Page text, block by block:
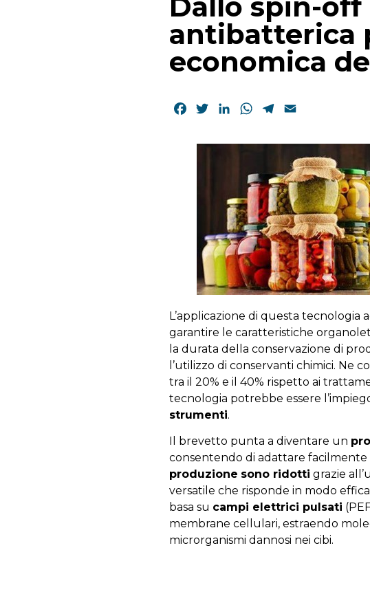
Dallo spin-
antibatterica
economica
Facebook
TwitterLinkedInWhatsApp
Telegram
L’applicazione di questa tecnologia
garantire le caratteristiche
la durata della conservazione di
l’utilizzo di conservanti chimici. Ne
tra il 20% e il 40% rispetto ai
tecnologia potrebbe essere
strumenti.
Il brevetto punta a diventare un
consentendo di adattare facilmente
produzione sono ridotti grazie
versatile che risponde in modo
basa su campi elettrici pulsati
membrane cellulari, estraendo
microrganismi dannosi nei cibi.